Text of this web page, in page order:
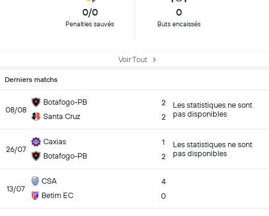
0/0
Penalties sauvés
0
Buts encaissés
Voir Tout
Derniers matchs
08/08
Botafogo-PB
Santa Cruz
2
2
Les statistiques ne sont
pas disponibles
26/07
Caxias
Botafogo-PB
1
2
Les statistiques ne sont
pas disponibles
13/07
CSA
Betim EC
4
0